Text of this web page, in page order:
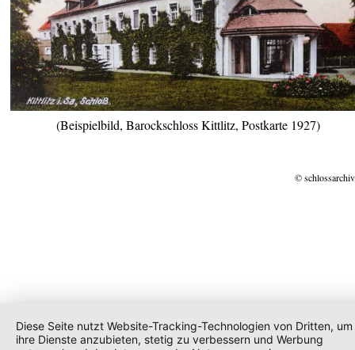
(Beispielbild, Barockschloss Kittlitz, Postkarte 1927)
©
Diese Seite nutzt Website-Tracking-Technologien von Dritten, um
ihre Dienste anzubieten, stetig zu verbessern und Werbung